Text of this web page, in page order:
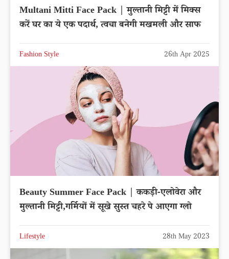
Multani Mitti Face Pack | मुल्तानी मिट्टी में मिक्स
करें घर का ये एक पदार्थ, त्वचा बनेगी मखमली और साफ
Fashion Style 26th Apr 2025
Beauty Summer Face Pack | ककड़ी-एलोवेरा और
मुल्तानी मिट्टी,गर्मियों में सूखे सुस्त चहरे पे आएगा ग्लो
Lifestyle 28th May 2023